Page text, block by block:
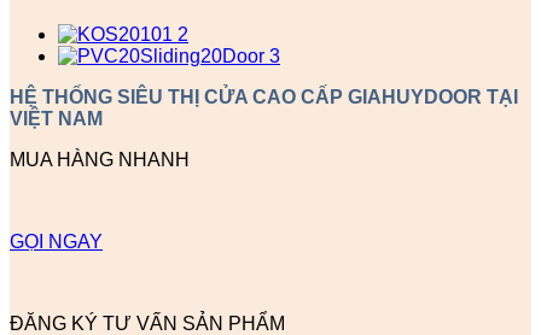
HỆ THỐNG SIÊU THỊ CỬA CAO CẤP GIAHUYDOOR TẠI
VIỆT NAM
MUA HÀNG NHANH
GỌI NGAY
ĐĂNG KÝ TƯ VẤN SẢN PHẨM